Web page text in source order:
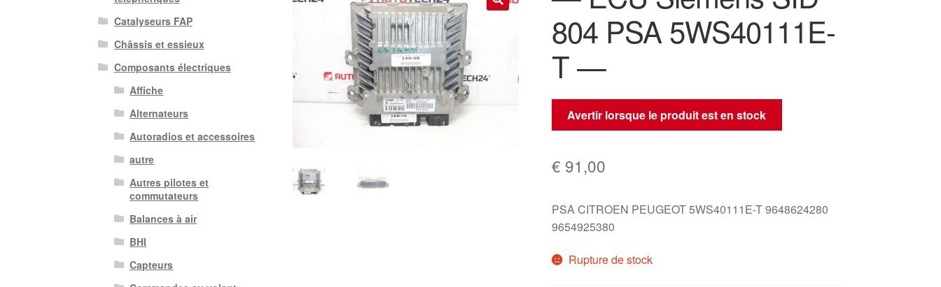
804 PSA 5WS40111E-
T —
Avertir lorsque le produit est en stock
€ 91,00
PSA CITROEN PEUGEOT 5WS40111E-T 9648624280
9654925380
Rupture de stock
Catalyseurs FAP
Châssis et essieux
Composants électriques
Affiche
Alternateurs
Autoradios et accessoires
autre
Autres pilotes et
commutateurs
Balances à air
BHI
Capteurs